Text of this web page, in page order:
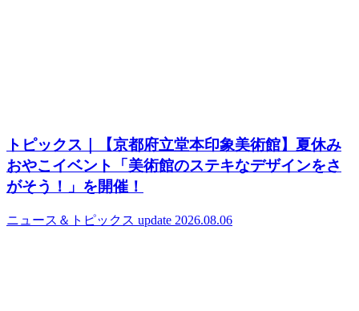
トピックス｜【京都府立堂本印象美術館】夏休み
おやこイベント「美術館のステキなデザインをさ
がそう！」を開催！
ニュース＆トピックス update 2026.08.06